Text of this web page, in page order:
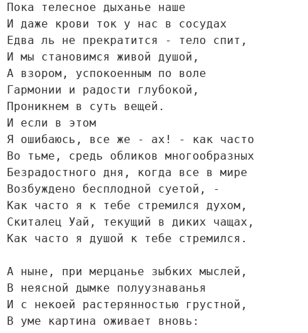
Пока телесное дыханье наше
И даже крови ток у нас в сосудах
Едва ль не прекратится - тело спит,
И мы становимся живой душой,
А взором, успокоенным по воле
Гармонии и радости глубокой,
Проникнем в суть вещей.
И если в этом
Я ошибаюсь, все же - ах! - как часто
Во тьме, средь обликов многообразных
Безрадостного дня, когда все в мире
Возбуждено бесплодной суетой, -
Как часто я к тебе стремился духом,
Скиталец Уай, текущий в диких чащах,
Как часто я душой к тебе стремился.
А ныне, при мерцанье зыбких мыслей,
В неясной дымке полуузнаванья
И с некоей растерянностью грустной,
В уме картина оживает вновь: